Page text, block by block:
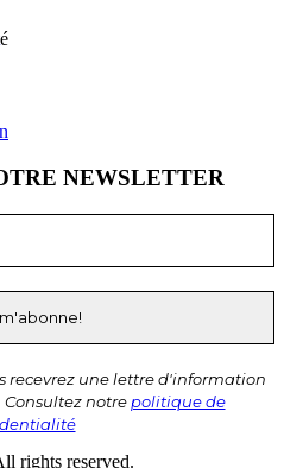
é
NEWSLETTER
recevrez une lettre d'information
notre politique de
rights reserved.